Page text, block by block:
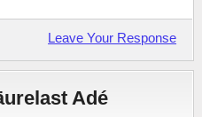
Leave Your Response
Adé